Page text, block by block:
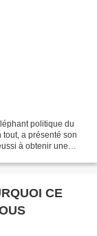
politique du
a présenté son
à obtenir une
CE